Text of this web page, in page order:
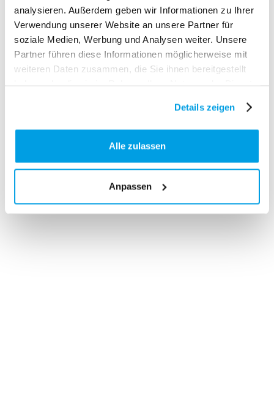
analysieren. Außerdem geben wir Informationen zu Ihrer
Verwendung unserer Website an unsere Partner für
soziale Medien, Werbung und Analysen weiter. Unsere
Partner führen diese Informationen möglicherweise mit
weiteren Daten zusammen, die Sie ihnen bereitgestellt
Details zeigen
Alle zulassen
Anpassen